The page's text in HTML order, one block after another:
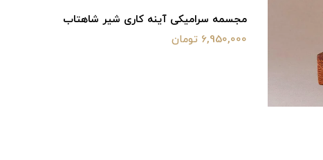
مجسمه سرامیکی آینه کاری شیر شاهتاب
6,950,000 تومان